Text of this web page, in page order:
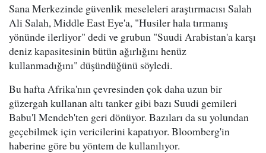
Sana Merkezinde güvenlik meseleleri araştırmacısı Salah
Ali Salah, Middle East Eye'a, "Husiler hala tırmanış
yönünde ilerliyor" dedi ve grubun "Suudi Arabistan'a karşı
deniz kapasitesinin bütün ağırlığını henüz
kullanmadığını" düşündüğünü söyledi.
Bu hafta Afrika'nın çevresinden çok daha uzun bir
güzergah kullanan altı tanker gibi bazı Suudi gemileri
Babu'l Mendeb'ten geri dönüyor. Bazıları da su yolundan
geçebilmek için vericilerini kapatıyor. Bloomberg'in
haberine göre bu yöntem de kullanılıyor.